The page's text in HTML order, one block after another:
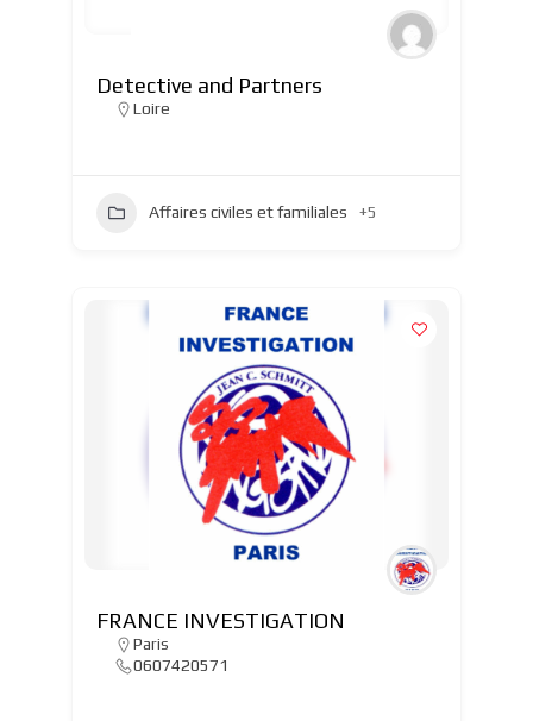
Detective and Partners
Loire
Affaires civiles et familiales +5
FRANCE INVESTIGATION
Paris
0607420571